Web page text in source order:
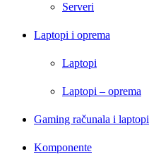
Serveri
Laptopi i oprema
Laptopi
Laptopi – oprema
Gaming računala i laptopi
Komponente